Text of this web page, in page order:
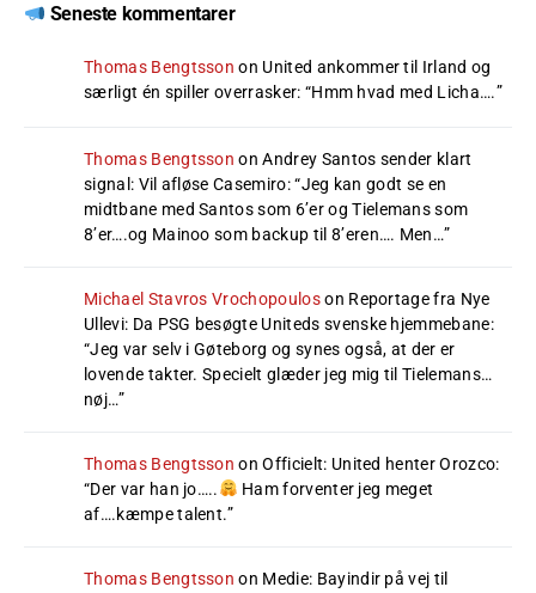
Seneste kommentarer
Thomas Bengtsson on United ankommer til Irland og
særligt én spiller overrasker: “Hmm hvad med Licha….”
Thomas Bengtsson onAndrey Santos sender klart
signal: Vil afløse Casemiro: “Jeg kan godt se en
midtbane med Santos som 6’er og Tielemans som
8’er….og Mainoo som backup til 8’eren…. Men…”
Michael Stavros Vrochopouloson Reportage fra Nye
Ullevi: Da PSG besøgte Uniteds svenske hjemmebane:
“Jeg var selv i Gøteborg og synes også, at der er
lovende takter. Specielt glæder jeg mig til Tielemans…
nøj…”
Thomas Bengtsson onOfficielt: United henter Orozco:
“Der var han jo…..
Ham forventer jeg meget
af….kæmpe talent.”
Thomas Bengtsson on Medie: Bayindir på vej til